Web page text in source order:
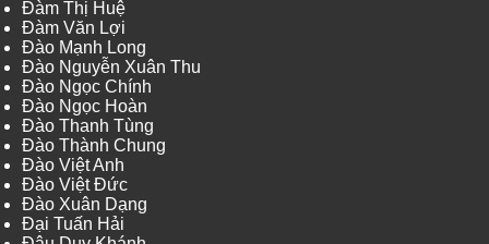
Đàm Thị Huệ
Đàm Văn Lợi
Đào Mạnh Long
Đào Nguyễn Xuân Thu
Đào Ngọc Chính
Đào Ngọc Hoàn
Đào Thanh Tùng
Đào Thành Chung
Đào Việt Anh
Đào Việt Đức
Đào Xuân Dạng
Đại Tuấn Hải